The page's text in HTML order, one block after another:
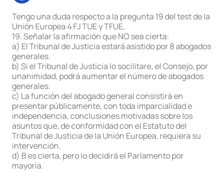
Tengo una duda respecto a la pregunta 19 del test de la
Unión Europea 4 FJ TUE y TFUE,
19. Señalar la afirmación que NO sea cierta:
a) El Tribunal de Justicia estará asistido por 8 abogados
generales.
b) Si el Tribunal de Justicia lo socilitare, el Consejo, por
unanimidad, podrá aumentar el número de abogados
generales.
c) La función del abogado general consistirá en
presentar públicamente, con toda imparcialidad e
independencia, conclusiones motivadas sobre los
asuntos que, de conformidad con el Estatuto del
Tribunal de Justicia de la Unión Europea, requiera su
intervención.
d) B es cierta, pero lo decidirá el Parlamento por
mayoría.